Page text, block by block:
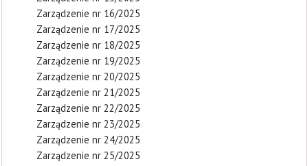
Zarządzenie nr 16/2025
Zarządzenie nr 17/2025
Zarządzenie nr 18/2025
Zarządzenie nr 19/2025
Zarządzenie nr 20/2025
Zarządzenie nr 21/2025
Zarządzenie nr 22/2025
Zarządzenie nr 23/2025
Zarządzenie nr 24/2025
Zarządzenie nr 25/2025